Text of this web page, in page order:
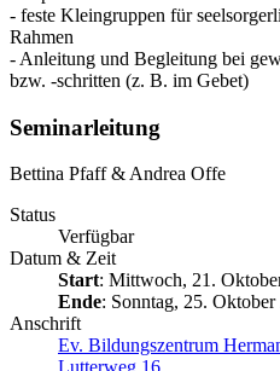
- feste Kleingruppen für
Rahmen
- Anleitung und Begleitung bei
bzw. -schritten (z. B. im Gebet)
Seminarleitung
Bettina Pfaff & Andrea Offe
Status
Verfügbar
Datum & Zeit
Start: Mittwoch, 21.
Ende: Sonntag, 25.
Anschrift
Ev. Bildungszentrum